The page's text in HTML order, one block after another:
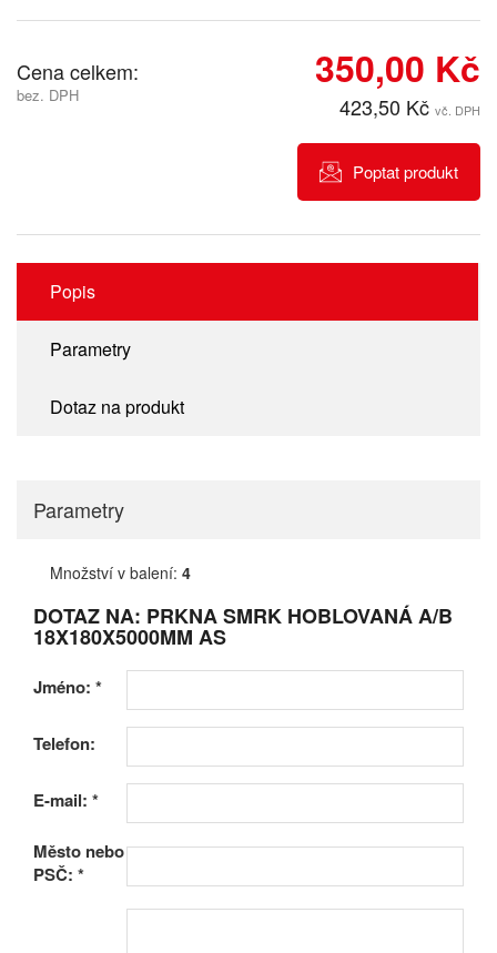
Cena celkem:
bez. DPH
350,00 Kč
423,50 Kč vč. DPH
Poptat produkt
Popis
Parametry
Dotaz na produkt
Parametry
Množství v balení: 4
DOTAZ NA: PRKNA SMRK HOBLOVANÁ A/B
18X180X5000MM AS
Jméno: *
Telefon:
E-mail: *
Město nebo
PSČ: *